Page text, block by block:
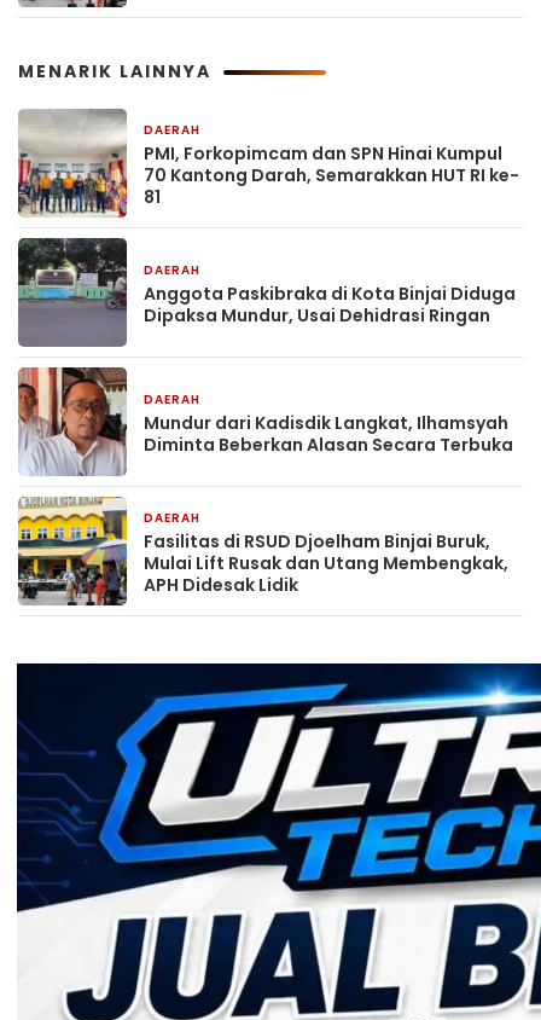
MENARIK LAINNYA
DAERAH
PMI, Forkopimcam dan SPN Hinai Kumpul
70 Kantong Darah, Semarakkan HUT RI ke-
81
DAERAH
Anggota Paskibraka di Kota Binjai Diduga
Dipaksa Mundur, Usai Dehidrasi Ringan
DAERAH
Mundur dari Kadisdik Langkat, Ilhamsyah
Diminta Beberkan Alasan Secara Terbuka
DAERAH
Fasilitas di RSUD Djoelham Binjai Buruk,
Mulai Lift Rusak dan Utang Membengkak,
APH Didesak Lidik